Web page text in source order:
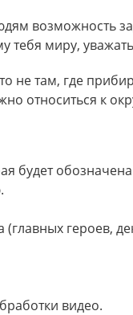
возможность
тебя миру,
не там, где
относиться к
будет
(главных героев,
видео.